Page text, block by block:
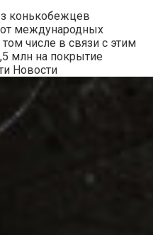
конькобежцев
от международных
числе в связи с этим
млн на покрытие
Новости